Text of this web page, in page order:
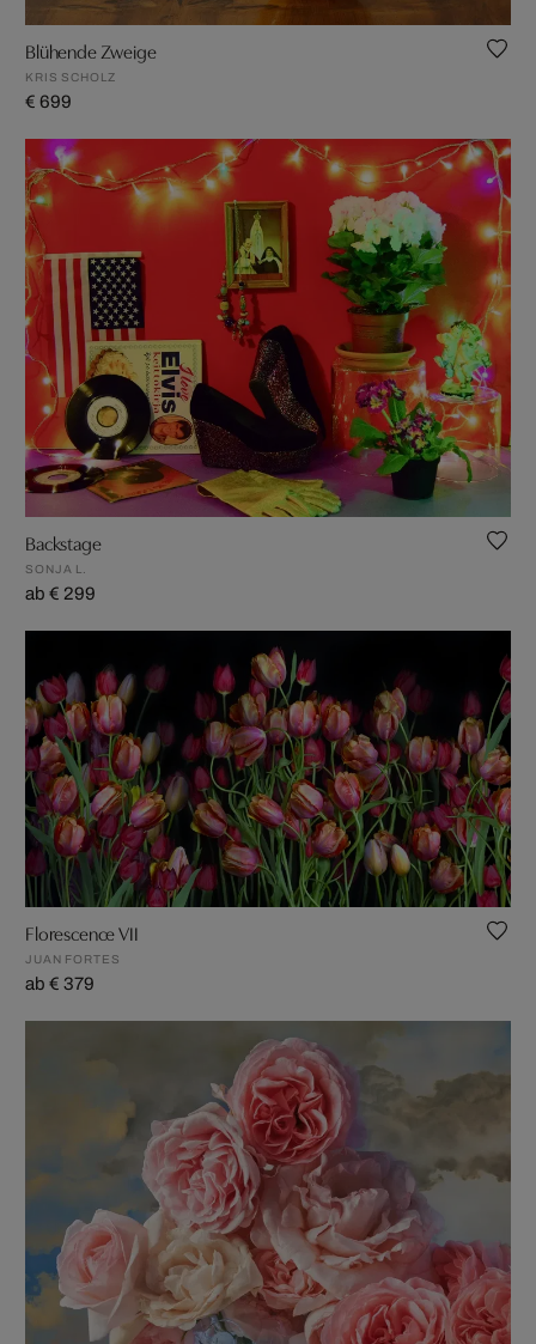
Blühende Zweige
KRIS SCHOLZ
€ 699
Backstage
SONJA L.
ab € 299
Florescence VII
JUAN FORTES
ab € 379